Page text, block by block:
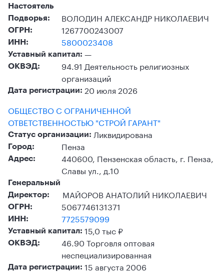
Настоятель
Подворья:
ВОЛОДИН АЛЕКСАНДР НИКОЛАЕВИЧ
ОГРН: 1267700243007
ИНН: 5800023408
Уставный капитал: —
ОКВЭД:
94.91 Деятельность религиозных
организаций
Дата регистрации: 20 июля 2026
ОБЩЕСТВО С ОГРАНИЧЕННОЙ
ОТВЕТСТВЕННОСТЬЮ "СТРОЙ ГАРАНТ"
Статус организации: Ликвидирована
Город: Пенза
Адрес:
440600, Пензенская область, г. Пенза,
Славы ул., д.10
Генеральный
Директор:
МАЙОРОВ АНАТОЛИЙ НИКОЛАЕВИЧ
ОГРН: 5067746131371
ИНН: 7725579099
Уставный капитал: 15,0 тыс ₽
ОКВЭД:
46.90 Торговля оптовая
неспециализированная
Дата регистрации: 15 августа 2006